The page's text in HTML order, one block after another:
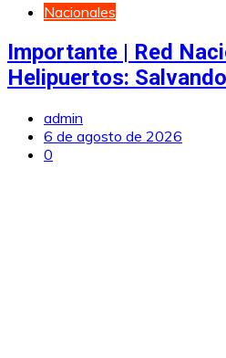
Nacionales
Importante | Red
Helipuertos:
admin
6 de agosto de 2026
0